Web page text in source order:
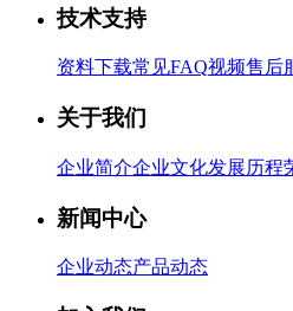
技术支持
资料下载常见FAQ视频售后
关于我们
企业简介企业文化发展历程
新闻中心
企业动态产品动态